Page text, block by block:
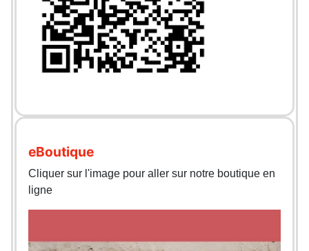
eBoutique
Cliquer sur l'image pour aller sur notre boutique en
ligne